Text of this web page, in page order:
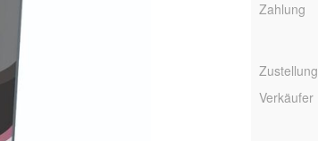
Zahlung
Zustellung
Verkäufer